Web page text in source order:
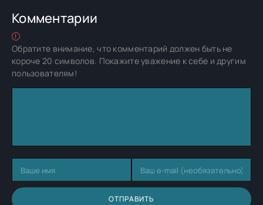
Комментарии
Обратите внимание, что комментарий должен быть не
короче 20 символов. Покажите уважение к себе и другим
пользователям!
ОТПРАВИТЬ